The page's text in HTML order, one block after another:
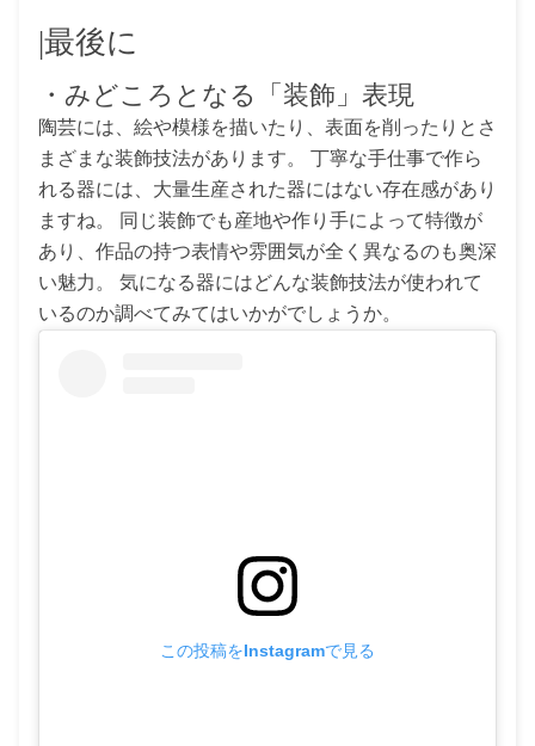
|最後に
・みどころとなる「装飾」表現
陶芸には、絵や模様を描いたり、表面を削ったりとさ
まざまな装飾技法があります。 丁寧な手仕事で作ら
れる器には、大量生産された器にはない存在感があり
ますね。 同じ装飾でも産地や作り手によって特徴が
あり、作品の持つ表情や雰囲気が全く異なるのも奥深
い魅力。 気になる器にはどんな装飾技法が使われて
いるのか調べてみてはいかがでしょうか。
この投稿をInstagramで見る